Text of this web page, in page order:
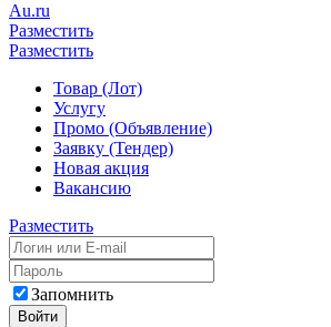
Au.ru
Разместить
Разместить
Товар (Лот)
Услугу
Промо (Объявление)
Заявку (Тендер)
Новая акция
Вакансию
Разместить
Запомнить
Войти